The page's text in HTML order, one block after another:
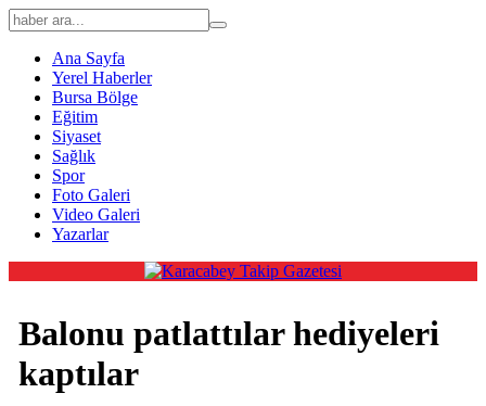
Ana Sayfa
Yerel Haberler
Bursa Bölge
Eğitim
Siyaset
Sağlık
Spor
Foto Galeri
Video Galeri
Yazarlar
Balonu patlattılar hediyeleri
kaptılar